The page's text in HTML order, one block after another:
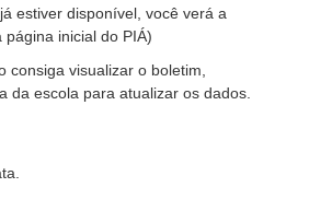
estiver disponível, você verá a
página inicial do PIÁ)
consiga visualizar o boletim,
da escola para atualizar os dados.